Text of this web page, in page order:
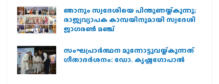
ഞാനും സ്വദേശിയെ പിന്തുണയ്ക്കുന്നു;
രാജ്യവ്യാപക കാമ്പയിനുമായി സ്വദേശി
ജാഗരണ്‍ മഞ്ച്
സംഘപ്രാര്‍ത്ഥന മുന്നോട്ടുവയ്ക്കുന്നത്
ഗീതാദര്‍ശനം: ഡോ. കൃഷ്ണഗോപാല്‍